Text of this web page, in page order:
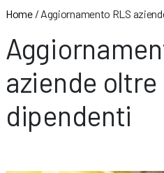
Home/ Aggiornamento RLS
aziende oltre
dipendenti